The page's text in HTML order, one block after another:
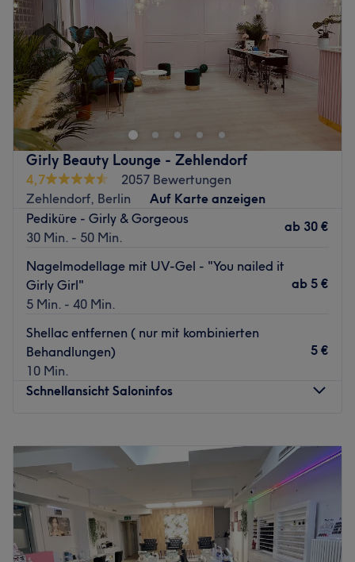
Girly Beauty Lounge - Zehlendorf
4,7
2057 Bewertungen
Zehlendorf, Berlin
Auf Karte anzeigen
Pediküre - Girly & Gorgeous
30 Min. - 50 Min.
ab 30 €
Nagelmodellage mit UV-Gel - "You nailed it
Girly Girl"
5 Min. - 40 Min.
ab 5 €
Shellac entfernen ( nur mit kombinierten
Behandlungen)
10 Min.
5 €
Schnellansicht Saloninfos
09:30– 19:00
Mittwoch
09:30–
19:00
09:30–19:00
Freitag
09:30
19:00
Samstag
09:30– 17:00
Sonntag
Geschlossen